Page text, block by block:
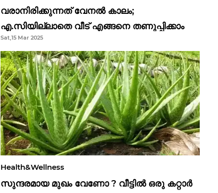
വരാനിരിക്കുന്നത് വേനൽ കാലം;
എ.സിയില്ലാതെ വീട് എങ്ങനെ തണുപ്പിക്കാം
Sat,15 Mar 2025
Health&Wellness
സുന്ദരമായ മുഖം വേണോ ? വീട്ടിൽ ഒരു കറ്റാർ